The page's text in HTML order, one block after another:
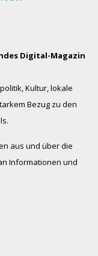
Digital-Magazin
Kultur, lokale
Bezug zu den
aus und über die
Informationen und